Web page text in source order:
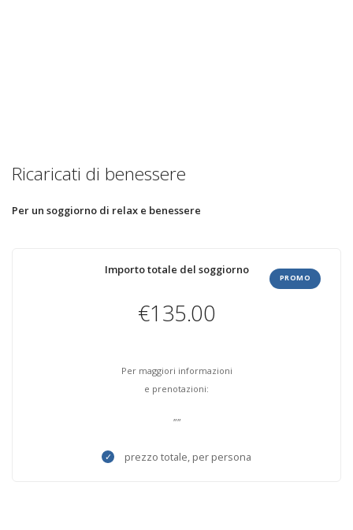
Ricaricati di benessere
Per un soggiorno di relax e benessere
PROMO
Importo totale del soggiorno
€135.00
Per maggiori informazioni
e prenotazioni:
""
prezzo totale, per persona